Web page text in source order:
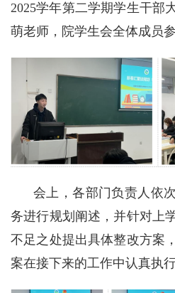
2025学年第二学期学生干部
萌老师，院学生会全体成员参
会上，各部门负责人依
务进行规划阐述，并针对上
不足之处提出具体整改方案
案在接下来的工作中认真执